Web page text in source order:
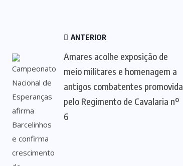
ANTERIOR
Amares acolhe exposição de
meio militares e homenagem a
antigos combatentes promovida
pelo Regimento de Cavalaria nº
6